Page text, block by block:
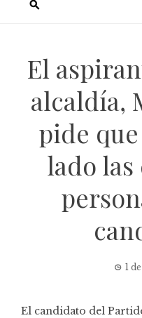
El
alcaldía,
pide
lado
1
El candidato del